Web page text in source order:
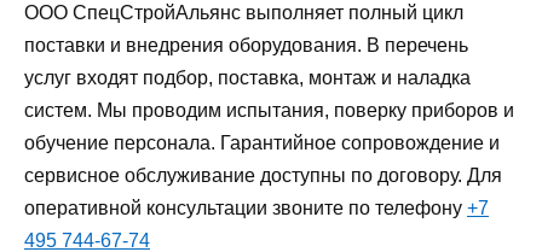
ООО СпецСтройАльянс выполняет полный цикл
поставки и внедрения оборудования. В перечень
услуг входят подбор, поставка, монтаж и наладка
систем. Мы проводим испытания, поверку приборов и
обучение персонала. Гарантийное сопровождение и
сервисное обслуживание доступны по договору. Для
оперативной консультации звоните по телефону +7
495 744-67-74